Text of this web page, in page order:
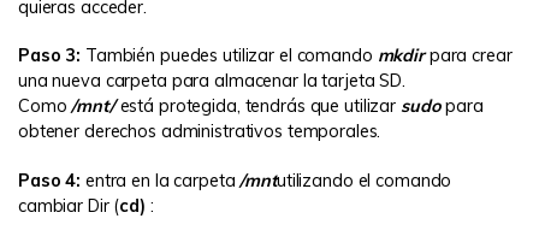
quieras acceder.
Paso 3: También puedes utilizar el comando mkdir para crear
una nueva carpeta para almacenar la tarjeta SD.
Como/mnt/ está protegida, tendrás que utilizar sudo para
obtener derechos administrativos temporales.
Paso 4: entra en la carpeta/mntutilizando el comando
cambiar Dir (cd) :